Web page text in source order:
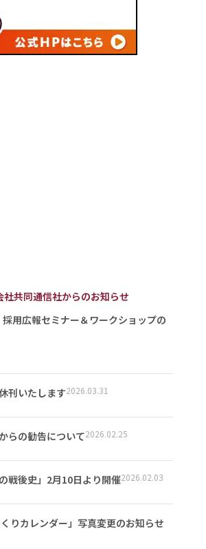
社共同通信社からのお知らせ
用広報セミナー＆ワークショップの
刊いたします2026.03.31
らの勧告について2026.02.25
戦後史」2月10日より開催2026.02.03
くりカレンダー」写真変更のお知らせ